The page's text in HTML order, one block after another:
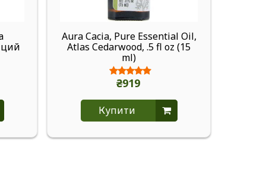
Aura Cacia, Pure Essential Oil,
Atlas Cedarwood, .5 fl oz (15
ml)
₴919
Купити